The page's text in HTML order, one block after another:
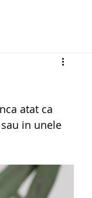
atat ca
in unele